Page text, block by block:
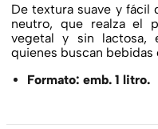
De textura suave y fácil
neutro, que realza el
vegetal y sin lactosa,
quienes buscan bebidas
Formato: emb. 1 litro.